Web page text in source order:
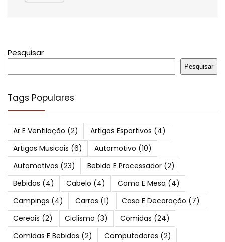
Pesquisar
Pesquisar
Tags Populares
Ar E Ventilação (2) Artigos Esportivos (4)
Artigos Musicais (6) Automotivo (10)
Automotivos (23) Bebida E Processador (2)
Bebidas (4) Cabelo (4) Cama E Mesa (4)
Campings (4) Carros (1) Casa E Decoração (7)
Cereais (2) Ciclismo (3) Comidas (24)
Comidas E Bebidas (2) Computadores (2)